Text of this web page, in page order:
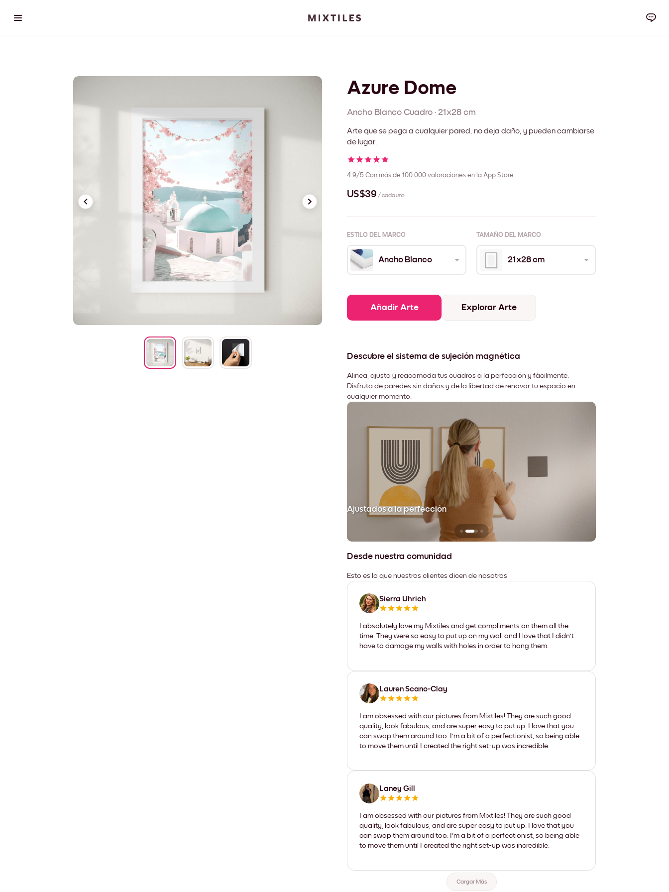
Azure Dome
Ancho Blanco Cuadro · 21x28 cm
Arte que se pega a cualquier pared, no deja daño, y pueden cambiarse
de lugar.
4.9/5 Con más de 100.000 valoraciones en la App Store
US$39 / cada uno
ESTILO DEL MARCO TAMAÑO DEL MARCO
Ancho Blanco 21x28 cm
Añadir Arte Explorar Arte
Descubre el sistema de sujeción magnética
Alinea, ajusta y reacomoda tus cuadros a la perfección y fácilmente.
Disfruta de paredes sin daños y de la libertad de renovar tu espacio en
cualquier momento.
Ajustados a la perfección
Desde nuestra comunidad
Esto es lo que nuestros clientes dicen de nosotros
Sierra Uhrich
I absolutely love my Mixtiles and get compliments on them all the
time. They were so easy to put up on my wall and I love that I didn't
have to damage my walls with holes in order to hang them.
Lauren Scano-Clay
I am obsessed with our pictures from Mixtiles! They are such good
quality, look fabulous, and are super easy to put up. I love that you
can swap them around too. I'm a bit of a perfectionist, so being able
to move them until I created the right set-up was incredible.
Laney Gill
I am obsessed with our pictures from Mixtiles! They are such good
quality, look fabulous, and are super easy to put up. I love that you
can swap them around too. I'm a bit of a perfectionist, so being able
to move them until I created the right set-up was incredible.
Cargar Más